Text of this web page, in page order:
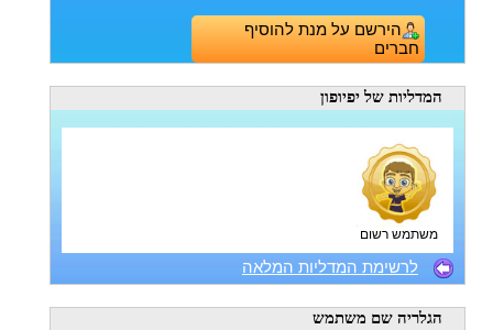
הירשם על מנת להוסיף
חברים
המדליות של יפיופון
משתמש רשום
לרשימת המדליות המלאה
הגלריה שם משתמש